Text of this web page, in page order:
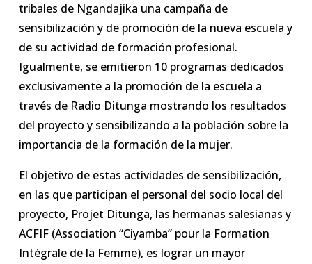
tribales de Ngandajika una campaña de
sensibilización y de promoción de la nueva escuela y
de su actividad de formación profesional.
Igualmente, se emitieron 10 programas dedicados
exclusivamente a la promoción de la escuela a
través de Radio Ditunga mostrando los resultados
del proyecto y sensibilizando a la población sobre la
importancia de la formación de la mujer.
El objetivo de estas actividades de sensibilización,
en las que participan el personal del socio local del
proyecto, Projet Ditunga, las hermanas salesianas y
ACFIF (Association “Ciyamba” pour la Formation
Intégrale de la Femme), es lograr un mayor